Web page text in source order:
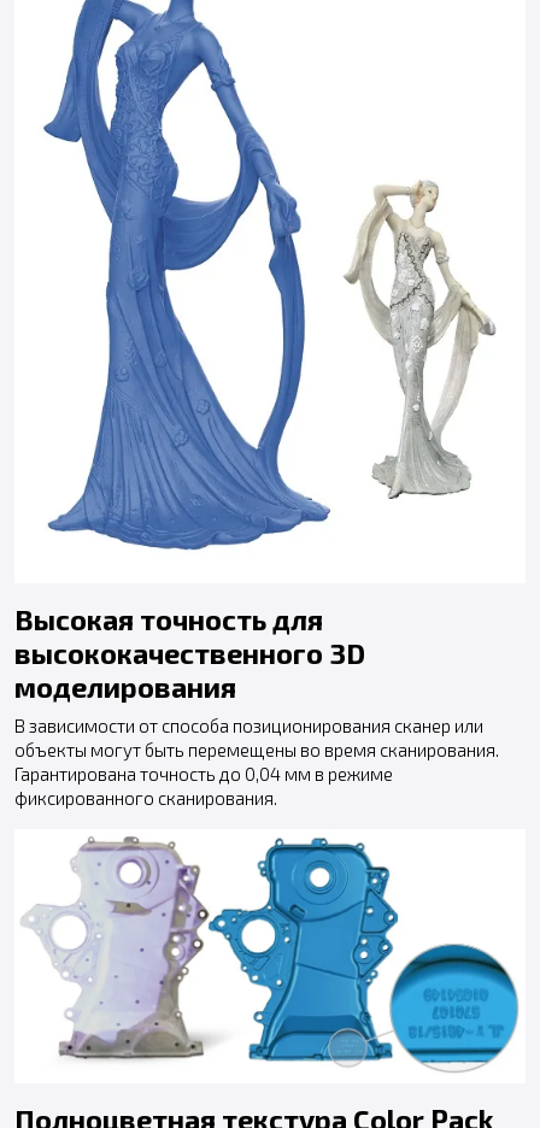
Высокая точность для
высококачественного 3D
моделирования
В зависимости от способа позиционирования сканер или
объекты могут быть перемещены во время сканирования.
Гарантирована точность до 0,04 мм в режиме
фиксированного сканирования.
Полноцветная текстура Color Pack